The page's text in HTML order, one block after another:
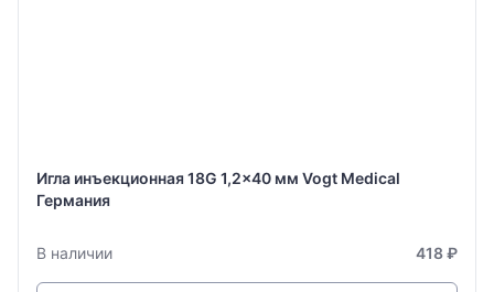
Игла инъекционная 18G 1,2x40 мм Vogt Medical
Германия
В наличии 418 ₽